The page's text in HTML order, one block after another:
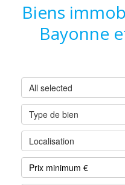
Biens
Bayonne
All selected
Type de bien
Localisation